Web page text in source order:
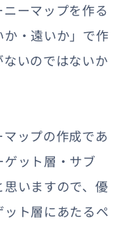
ニーマップを作る
・遠いか」で作
いのではないか
ップの作成であ
ット層・サブ
いますので、優
ト層にあたるペ